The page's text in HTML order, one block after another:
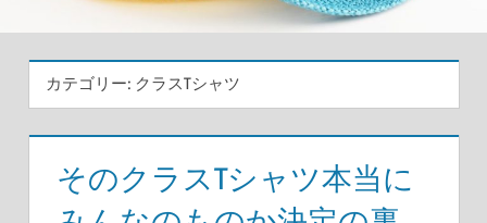
カテゴリー: クラスTシャツ
そのクラスTシャツ本当に